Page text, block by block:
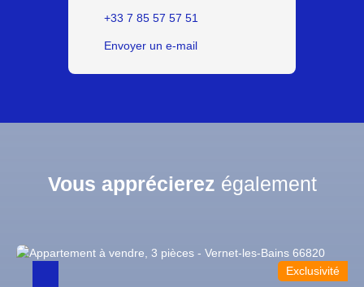
+33 7 85 57 57 51
Envoyer un e-mail
Vous apprécierez également
Exclusivité